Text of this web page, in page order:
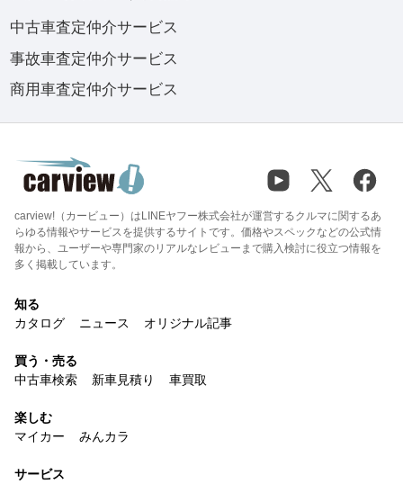
中古車査定仲介サービス
事故車査定仲介サービス
商用車査定仲介サービス
carview!（カービュー）はLINEヤフー株式会社が運営するクルマに関するあ
らゆる情報やサービスを提供するサイトです。価格やスペックなどの公式情
報から、ユーザーや専門家のリアルなレビューまで購入検討に役立つ情報を
多く掲載しています。
知る
カタログ
ニュース オリジナル記事
買う・売る
中古車検索
新車見積り 車買取
楽しむ
マイカー
みんカラ
サービス